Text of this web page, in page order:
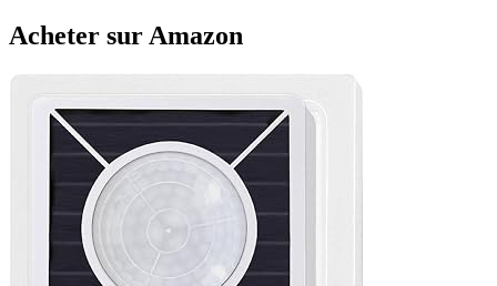
Acheter sur Amazon